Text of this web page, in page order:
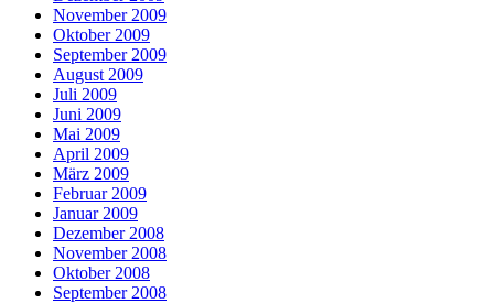
November 2009
Oktober 2009
September 2009
August 2009
Juli 2009
Juni 2009
Mai 2009
April 2009
März 2009
Februar 2009
Januar 2009
Dezember 2008
November 2008
Oktober 2008
September 2008